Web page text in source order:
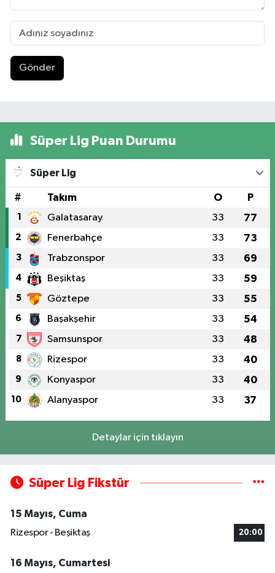
Gönder
Süper Lig Puan Durumu
Süper Lig
# Takım O P
1 Galatasaray 33 77
2 Fenerbahçe 33 73
3 Trabzonspor 33 69
4 Beşiktaş 33 59
5 Göztepe 33 55
6 Başakşehir 33 54
7 Samsunspor 33 48
8 Rizespor 33 40
9 Konyaspor 33 40
10 Alanyaspor 33 37
Detaylar için tıklayın
Süper Lig Fikstür
15 Mayıs, Cuma
Rizespor - Beşiktaş
20:00
16 Mayıs, Cumartesi